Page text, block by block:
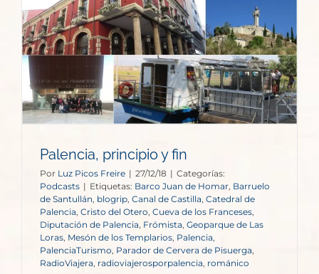
Palencia, principio y fin
Por Luz Picos Freire | 27/12/18 | Categorías:
Podcasts | Etiquetas: Barco Juan de Homar, Barruelo
de Santullán, blogrip, Canal de Castilla, Catedral de
Palencia, Cristo del Otero, Cueva de los Franceses,
Diputación de Palencia, Frómista, Geoparque de Las
Loras, Mesón de los Templarios, Palencia,
PalenciaTurismo, Parador de Cervera de Pisuerga,
RadioViajera, radioviajerosporpalencia, románico